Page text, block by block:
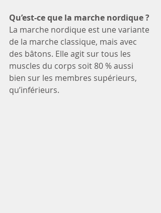
Qu’est-ce que la marche nordique ?
La marche nordique est une variante
de la marche classique, mais avec
des bâtons. Elle agit sur tous les
muscles du corps soit 80 % aussi
bien sur les membres supérieurs,
qu’inférieurs.